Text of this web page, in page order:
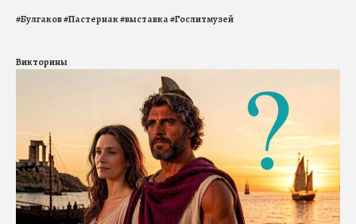
#Булгаков#Пастернак#выставка#Гослитмузей
Викторины